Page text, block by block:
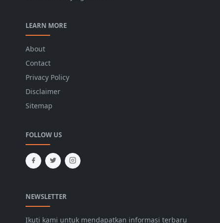
LEARN MORE
About
Contact
Privacy Policy
Disclaimer
Sitemap
FOLLOW US
NEWSLETTER
Ikuti kami untuk mendapatkan informasi terbaru